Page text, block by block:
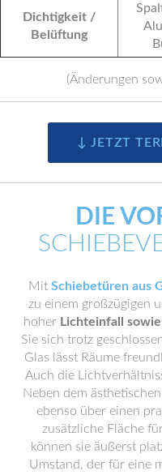
Dichtigkeit /
Belüftung
(Änderungen
↓ JETZT
DIE
Mit Schiebetüren aus
zu einem großzügigen
hoher Lichteinfall
Sie sich trotz
Glas lässt Räume
Auch die
Neben dem
ebenso über einen
zusätzliche Fläche
können sie äußerst
Umstand, der für eine